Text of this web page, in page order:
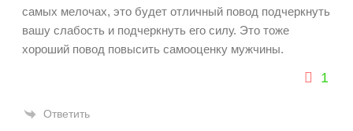
самых мелочах, это будет отличный повод подчеркнуть
вашу слабость и подчеркнуть его силу. Это тоже
хороший повод повысить самооценку мужчины.
1
Ответить